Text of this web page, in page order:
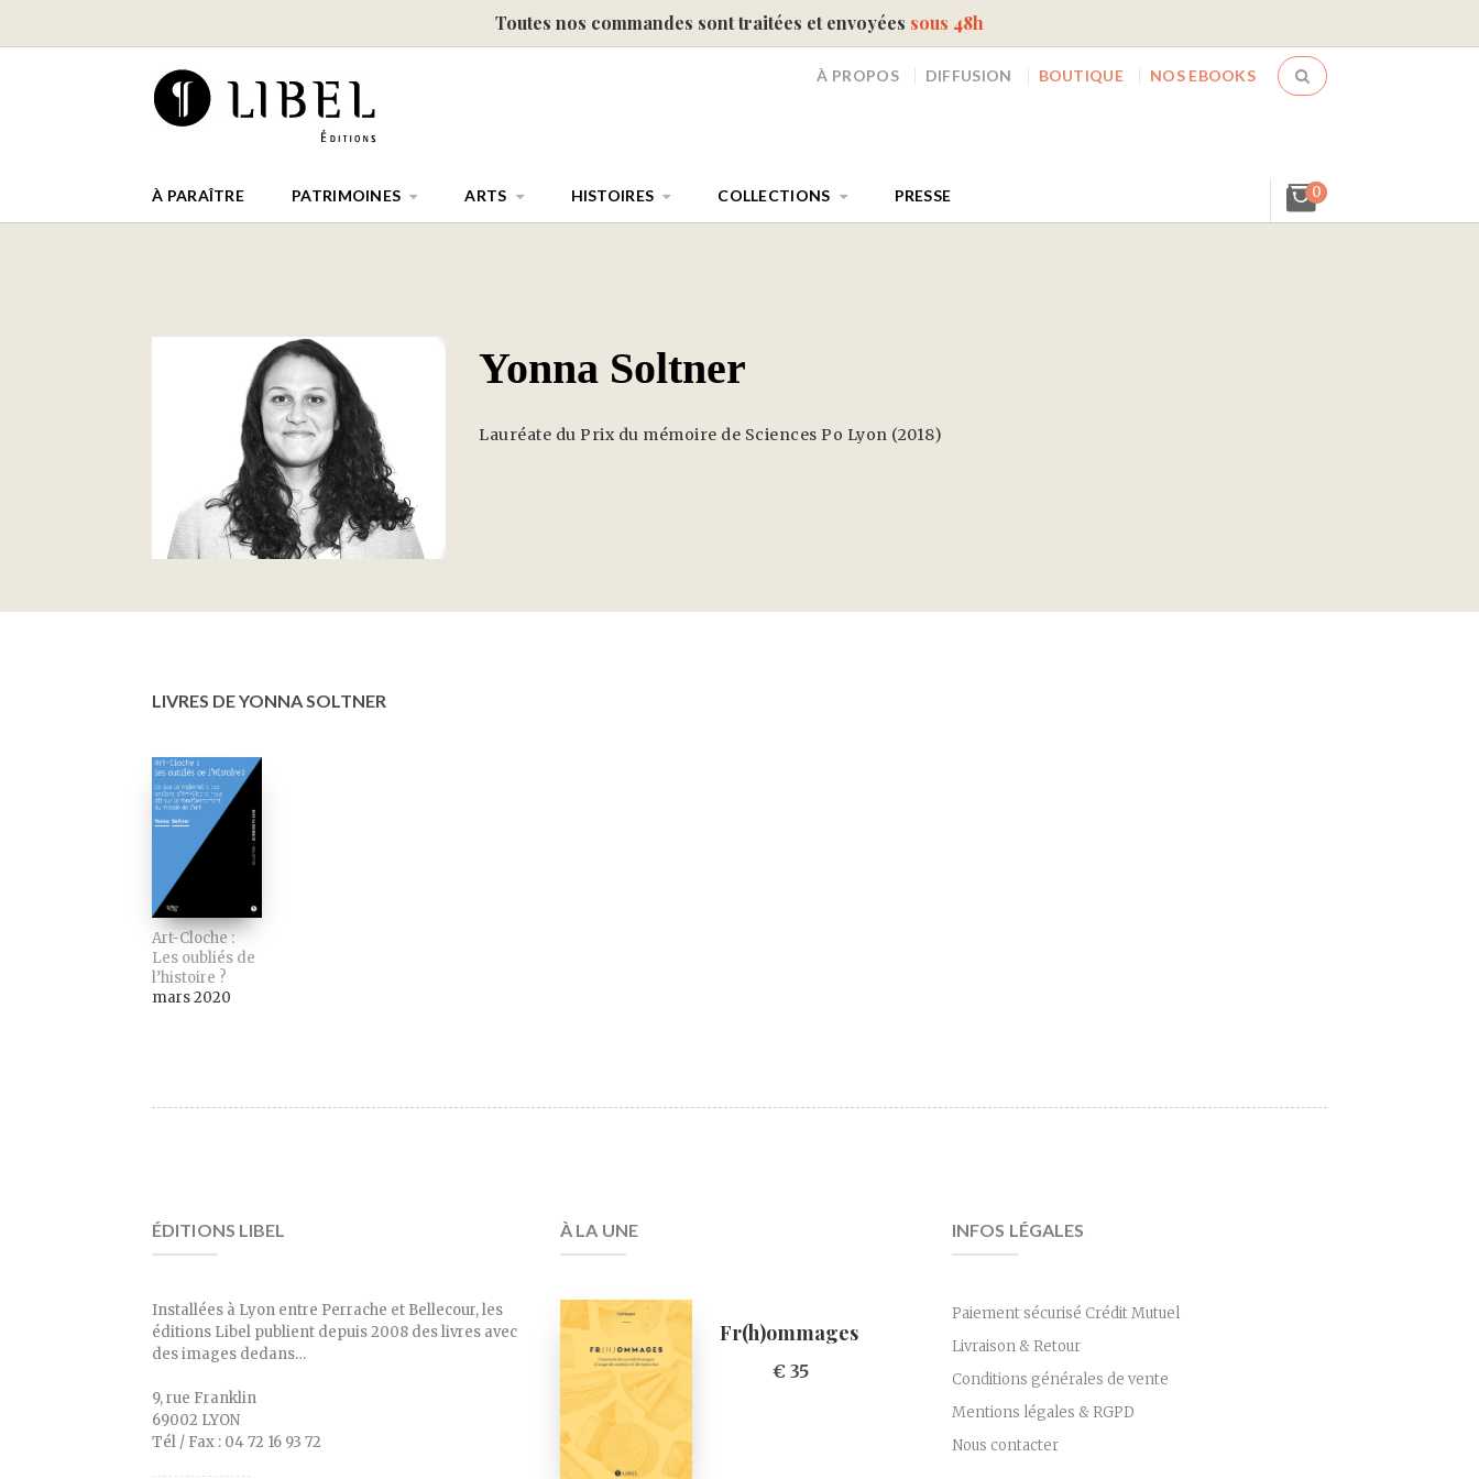
Toutes nos commandes sont traitées et envoyées sous 48h
À PROPOS DIFFUSION BOUTIQUE NOS EBOOKS
À PARAÎTRE PATRIMOINES ARTS HISTOIRES COLLECTIONS PRESSE 0
Yonna Soltner
Lauréate du Prix du mémoire de Sciences Po Lyon (2018)
LIVRES DE YONNA SOLTNER
Art-Cloche :
Les oubliés de
l’histoire ?
mars 2020
ÉDITIONS LIBEL
Installées à Lyon entre Perrache et Bellecour, les
éditions Libel publient depuis 2008 des livres avec
des images dedans…
9, rue Franklin
69002 LYON
Tél / Fax : 04 72 16 93 72
À LA UNE
Fr(h)ommages
€ 35
INFOS LÉGALES
Paiement sécurisé Crédit Mutuel
Livraison & Retour
Conditions générales de vente
Mentions légales & RGPD
Nous contacter